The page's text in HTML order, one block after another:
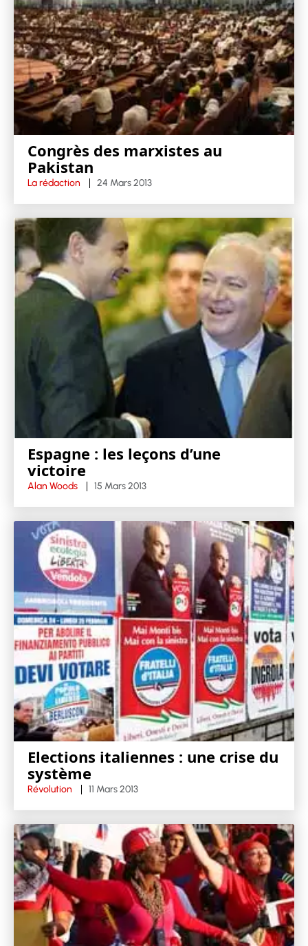
Congrès des marxistes au
Pakistan
La rédaction 24 Mars 2013
Espagne : les leçons d’une
victoire
Alan Woods 15 Mars 2013
Elections italiennes : une crise du
système
Révolution 11 Mars 2013